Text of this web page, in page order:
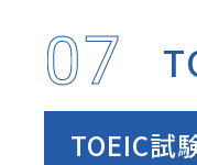
07
TOEIC試